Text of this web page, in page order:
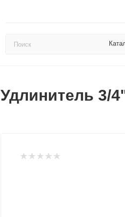
Удлинитель 3/